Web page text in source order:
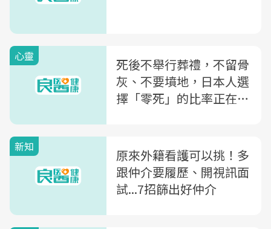
心靈
死後不舉行葬禮，不留骨
灰、不要墳地，日本人選
擇「零死」的比率正在增
新知
原來外籍看護可以挑！多
跟仲介要履歷、開視訊面
試...7招篩出好仲介